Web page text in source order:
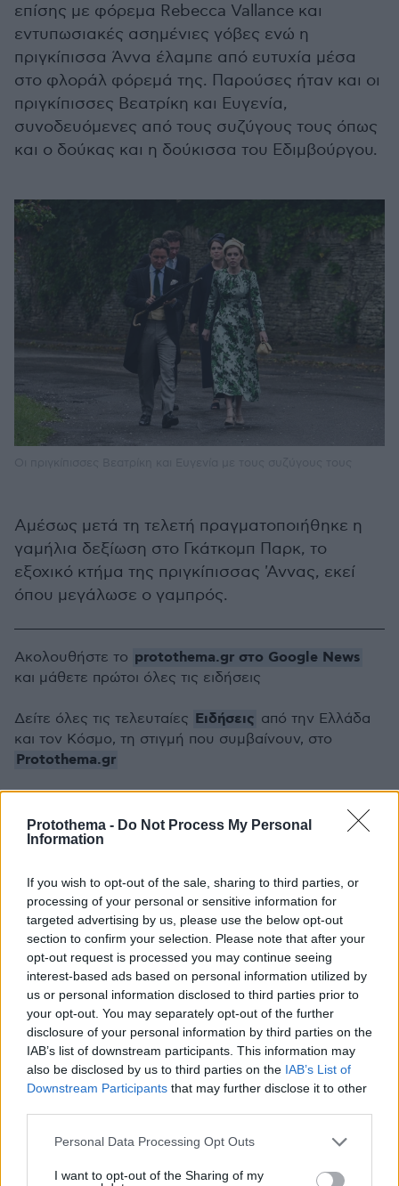
Protothema - Do Not Process My Personal
Information
If you wish to opt-out of the sale, sharing to third parties, or
processing of your personal or sensitive information for
targeted advertising by us, please use the below opt-out
section to confirm your selection. Please note that after your
opt-out request is processed you may continue seeing
interest-based ads based on personal information utilized by
us or personal information disclosed to third parties prior to
your opt-out. You may separately opt-out of the further
disclosure of your personal information by third parties on the
IAB’s list of downstream participants. This information may
also be disclosed by us to third parties on the IAB’s List of
Downstream Participants that may further disclose it to other
Please note that this website/app uses one or more Google
not limited to your visit or usage behaviour. You may click to
Personal Data Processing Opt Outs
I want to opt-out of the Sharing of my
επίσης με φόρεμα Rebecca Vallance και
εντυπωσιακές ασημένιες γόβες ενώ η
πριγκίπισσα Άννα έλαμπε από ευτυχία μέσα
στο φλοράλ φόρεμά της. Παρούσες ήταν και οι
πριγκίπισσες Βεατρίκη και Ευγενία,
συνοδευόμενες από τους συζύγους τους όπως
και ο δούκας και η δούκισσα του Εδιμβούργου.
Αμέσως μετά τη τελετή πραγματοποιήθηκε η
γαμήλια δεξίωση στο Γκάτκομπ Παρκ, το
εξοχικό κτήμα της πριγκίπισσας 'Αννας, εκεί
όπου μεγάλωσε ο γαμπρός.
Thema Insights
Ακολουθήστε το protothema.gr στο Google News
και μάθετε πρώτοι όλες τις ειδήσεις
Δείτε όλες τις τελευταίες Ειδήσεις από την Ελλάδα
και τον Κόσμο, τη στιγμή που συμβαίνουν, στο
Protothema.gr